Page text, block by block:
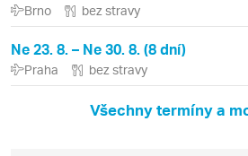
Brno bez stravy
Ne 23. 8. – Ne 30. 8. (8 dní)
Praha bez stravy
Všechny termíny a